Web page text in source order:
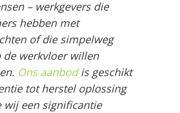
– werkgevers die
hebben met
of die simpelweg
de werkvloer willen
Ons aanbodis geschikt
tot herstel oplossing
wij een significantie